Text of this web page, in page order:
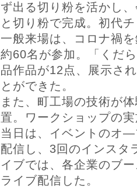
ず出る切り粉を活かし
と切り粉で完成。初代
一般来場は、コロナ禍
約60名が参加。「くだ
品作品が12点、展示さ
とができた。
また、町工場の技術が
置。ワークショップの
当日は、イベントのオ
配信し、3回のインスタ
イブでは、各企業のブ
ライブ配信した。